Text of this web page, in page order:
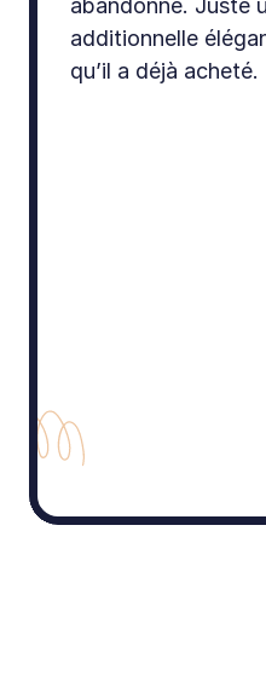
abandonné. Juste
additionnelle
qu’il a déjà acheté.